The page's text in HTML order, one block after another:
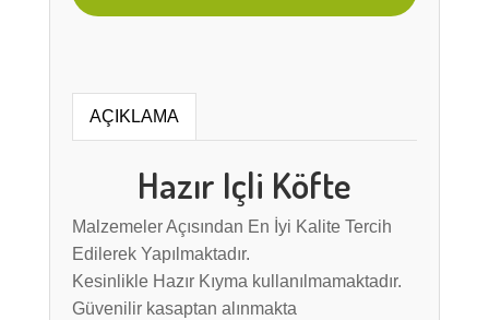
AÇIKLAMA
Hazır Içli Köfte
Malzemeler Açısından En İyi Kalite Tercih
Edilerek Yapılmaktadır.
Kesinlikle Hazır Kıyma kullanılmamaktadır.
Güvenilir kasaptan alınmakta